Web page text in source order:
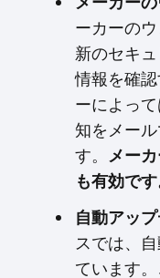
ーカーの
新のセキ
情報を確
ーによっ
知をメー
す。 メー
も有効です
自動アッ
スでは、
ています